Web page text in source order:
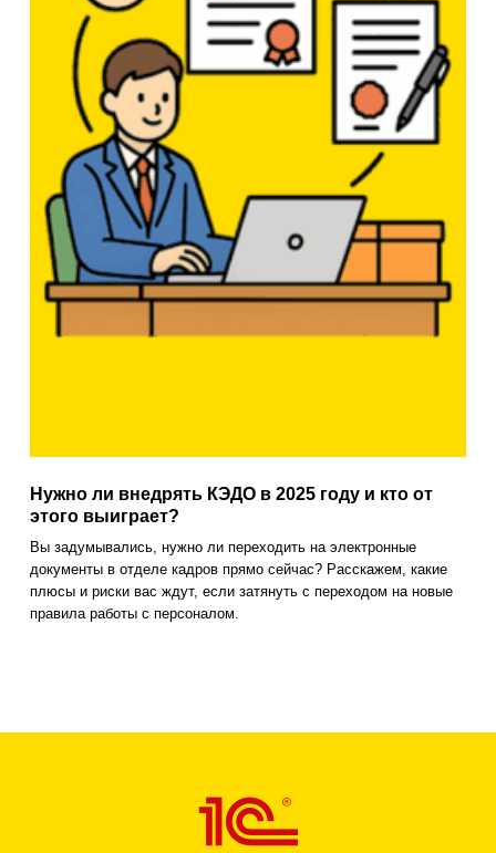
Нужно ли внедрять КЭДО в 2025 году и кто от
этого выиграет?
Вы задумывались, нужно ли переходить на электронные
документы в отделе кадров прямо сейчас? Расскажем, какие
плюсы и риски вас ждут, если затянуть с переходом на новые
правила работы с персоналом.